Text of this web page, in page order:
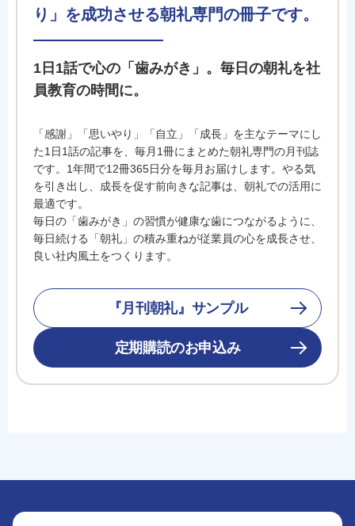
り」を成功させる朝礼専門の冊子です。
1日1話で心の「歯みがき」。毎日の朝礼を社
員教育の時間に。
「感謝」「思いやり」「自立」「成長」を主なテーマにし
た1日1話の記事を、毎月1冊にまとめた朝礼専門の月刊誌
です。1年間で12冊365日分を毎月お届けします。やる気
を引き出し、成長を促す前向きな記事は、朝礼での活用に
最適です。
毎日の「歯みがき」の習慣が健康な歯につながるように、
毎日続ける「朝礼」の積み重ねが従業員の心を成長させ、
良い社内風土をつくります。
『月刊朝礼』サンプル
定期購読のお申込み